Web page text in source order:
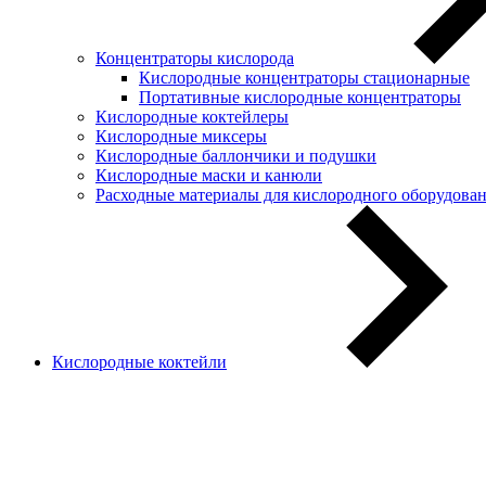
Концентраторы кислорода
Кислородные концентраторы стационарные
Портативные кислородные концентраторы
Кислородные коктейлеры
Кислородные миксеры
Кислородные баллончики и подушки
Кислородные маски и канюли
Расходные материалы для кислородного
Кислородные коктейли